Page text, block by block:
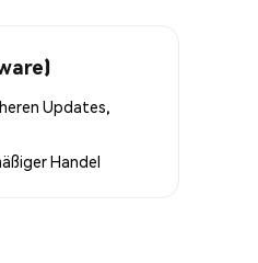
Updates,
Handel